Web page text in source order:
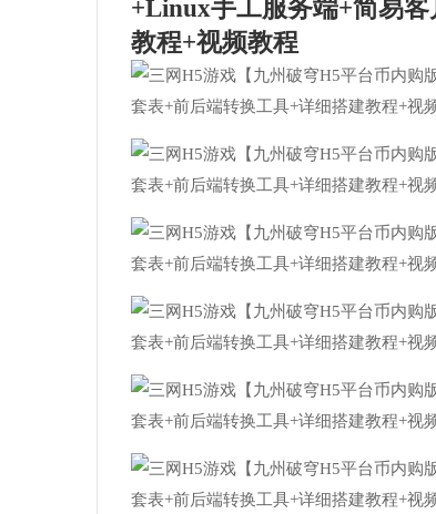
+Linux手工服务端+简易
教程+视频教程